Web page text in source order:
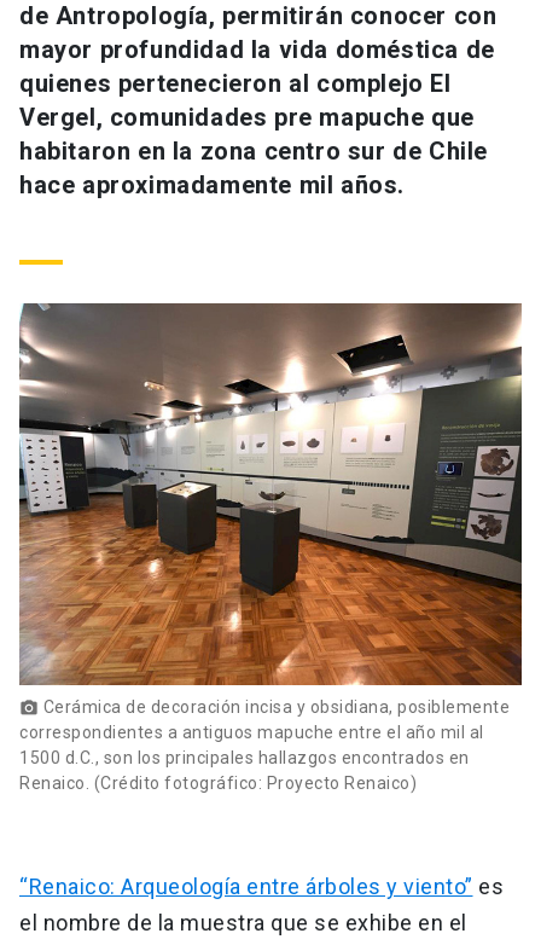
Información para keyboard_arrow_down
Futuros estudiantes
Estudiantes
Personal
Alumni
Padres y familia
Vecinos launch
Go to english site launch
ACCESOS DIRECTOS
Admisión launch
Correo UC launch
Mi Portal UC
Medios Biblioteca launch
Donaciones launch
de Antropología, permitirán conocer con
mayor profundidad la vida doméstica de
quienes pertenecieron al complejo El
Vergel, comunidades pre mapuche que
habitaron en la zona centro sur de Chile
hace aproximadamente mil años.
photo_camera Cerámica de decoración incisa y obsidiana, posiblemente
correspondientes a antiguos mapuche entre el año mil al
1500 d.C., son los principales hallazgos encontrados en
Renaico. (Crédito fotográfico: Proyecto Renaico)
“Renaico: Arqueología entre árboles y viento” es
el nombre de la muestra que se exhibe en el